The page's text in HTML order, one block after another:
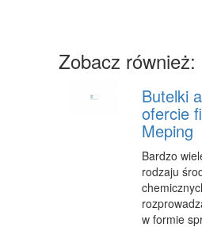
USŁUGI
SALONY,
PUBLIC
Zobacz również:
Butelki
ofercie
Meping
Bardzo
rodzaju
w formie